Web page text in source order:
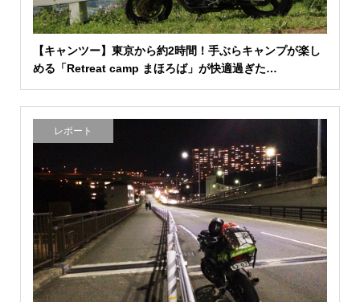
【キャンツー】東京から約2時間！手ぶらキャンプが楽し
める「Retreat camp まほろば」が快適過ぎた…
レポート